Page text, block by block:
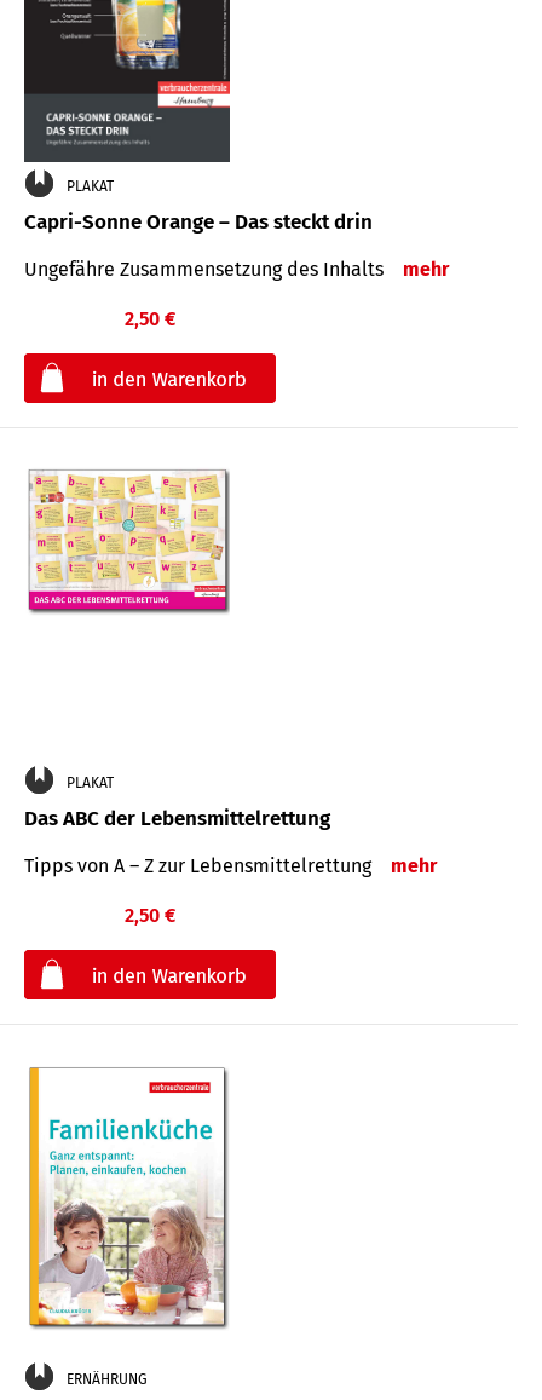
PLAKAT
Capri-Sonne Orange – Das steckt drin
Ungefähre Zu­sammen­setzung des Inhalts mehr
2,50 €
PLAKAT
Das ABC der Lebensmittelrettung
Tipps von A – Z zur Lebensmittelrettung mehr
2,50 €
ERNÄHRUNG